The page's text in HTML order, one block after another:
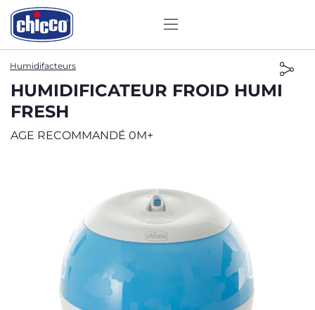
Humidifacteurs
HUMIDIFICATEUR FROID HUMI
FRESH
AGE RECOMMANDÉ 0M+